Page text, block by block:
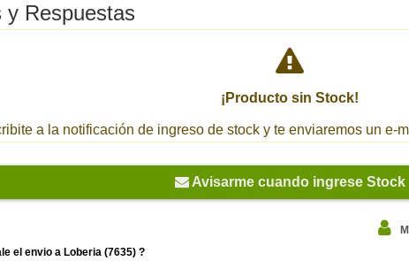
y Respuestas
¡Producto sin Stock!
a la notificación de ingreso de stock y te enviaremos un e-
Avisarme cuando ingrese Stock
el envio a Loberia (7635) ?